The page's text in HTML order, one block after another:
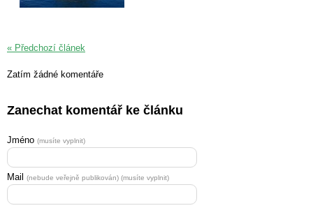
« Předchozí článek
Zatím žádné komentáře
Zanechat komentář ke článku
Jméno (musíte vyplnit)
Mail (nebude veřejně publikován) (musíte vyplnit)